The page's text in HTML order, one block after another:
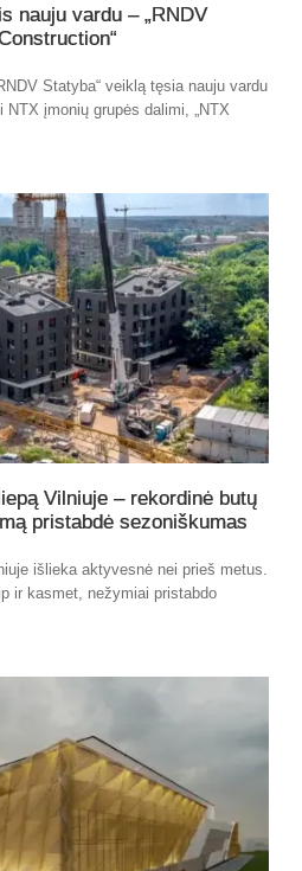
nauju vardu – „RNDV
Statyba“ veiklą tęsia nauju vardu
NTX įmonių grupės dalimi, „NTX
Vilniuje – rekordinė butų
pristabdė sezoniškumas
išlieka aktyvesnė nei prieš metus.
ir kasmet, nežymiai pristabdo